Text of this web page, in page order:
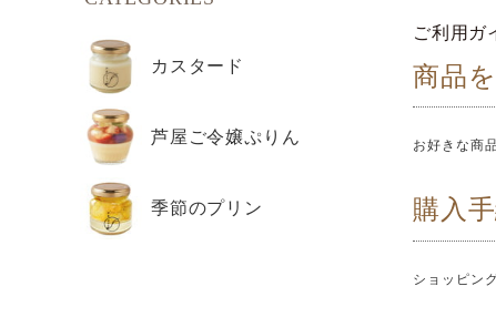
ご利用ガ
商品
お好きな商
購入
ショッピン
カスタード
芦屋ご令嬢ぷりん
季節のプリン